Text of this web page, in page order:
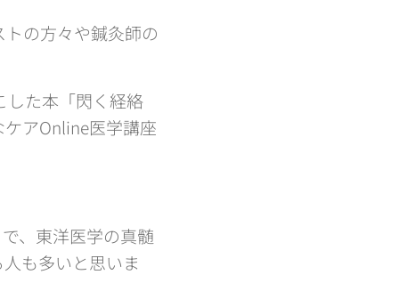
の方々や鍼灸師の
した本「閃く経絡
ケアOnline医学講座
、東洋医学の真髄
も多いと思いま